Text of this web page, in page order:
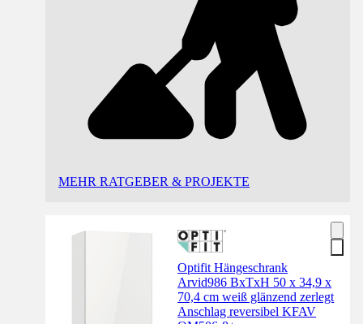
MEHR RATGEBER & PROJEKTE
Optifit Hängeschrank
Arvid986 BxTxH 50 x 34,9 x
70,4 cm weiß glänzend zerlegt
Anschlag reversibel KFAV